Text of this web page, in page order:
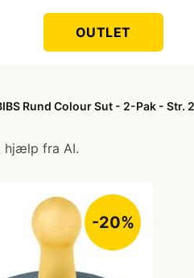
OUTLET
Rund Colour Sut - 2-Pak - Str.
hjælp fra AI.
-20%